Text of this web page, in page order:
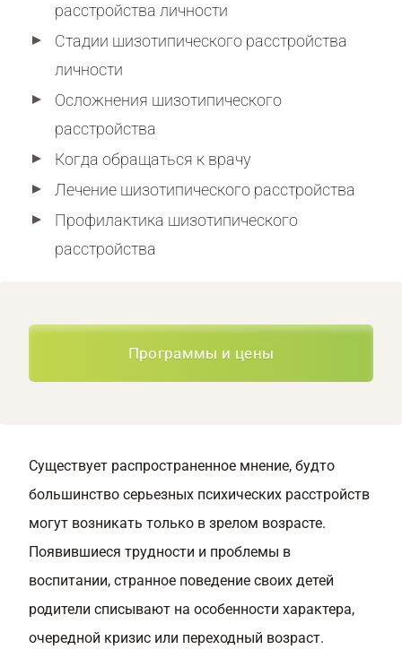
расстройства личности
Стадии шизотипического расстройства
личности
Осложнения шизотипического
расстройства
Когда обращаться к врачу
Лечение шизотипического расстройства
Профилактика шизотипического
расстройства
Программы и цены
Существует распространенное мнение, будто
большинство серьезных психических расстройств
могут возникать только в зрелом возрасте.
Появившиеся трудности и проблемы в
воспитании, странное поведение своих детей
родители списывают на особенности характера,
очередной кризис или переходный возраст.